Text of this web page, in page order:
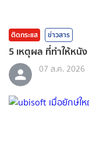
ติดกระแส ข่าวสาร
5 เหตุผล ที่ทำให้หนั
07 ส.ค. 2026